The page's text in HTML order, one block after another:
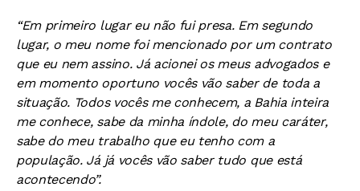
“Em primeiro lugar eu não fui presa. Em segundo
lugar, o meu nome foi mencionado por um contrato
que eu nem assino. Já acionei os meus advogados e
em momento oportuno vocês vão saber de toda a
situação. Todos vocês me conhecem, a Bahia inteira
me conhece, sabe da minha índole, do meu caráter,
sabe do meu trabalho que eu tenho com a
população. Já já vocês vão saber tudo que está
acontecendo”.